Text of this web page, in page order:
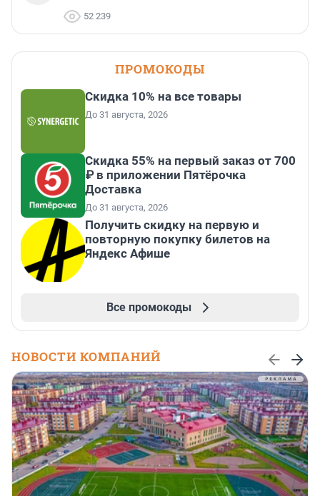
52 239
ПРОМОКОДЫ
Скидка 10% на все товары
До 31 августа, 2026
Скидка 55% на первый заказ от 700
₽ в приложении Пятёрочка
Доставка
До 31 августа, 2026
Получить скидку на первую и
повторную покупку билетов на
Яндекс Афише
Все промокоды
НОВОСТИ КОМПАНИЙ